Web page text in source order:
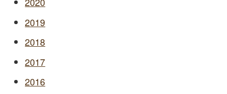
2019
2018
2017
2016